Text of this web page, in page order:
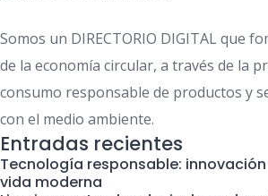
Somos un DIRECTORIO DIGITAL que
de la economía circular, a través de la
consumo responsable de productos y
con el medio ambiente.
Entradas recientes
Tecnología responsable:
vida moderna